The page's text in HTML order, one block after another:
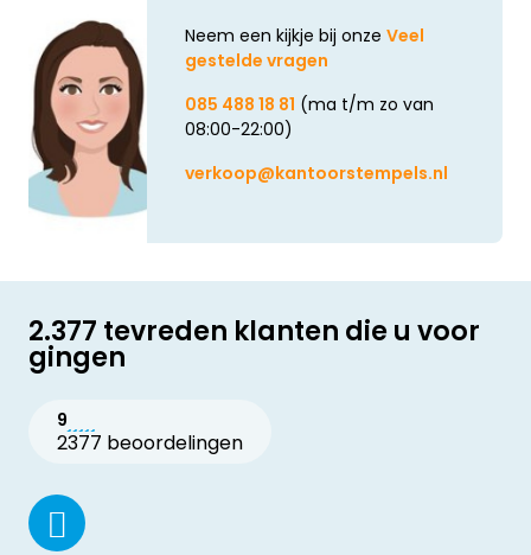
Neem een kijkje bij onze Veel
gestelde vragen
085 488 18 81 (ma t/m zo van
08:00-22:00)
verkoop@kantoorstempels.nl
2.377 tevreden klanten die u voor
gingen
9
2377 beoordelingen